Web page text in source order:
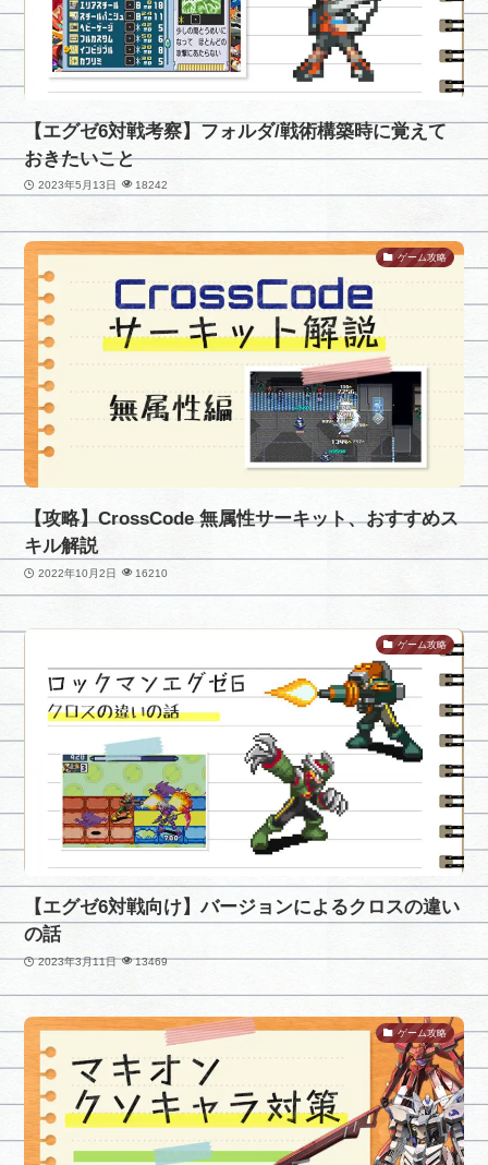
【エグゼ6対戦考察】フォルダ/戦術構築時に覚えて
おきたいこと
2023年5月13日 18242
ゲーム攻略
【攻略】CrossCode 無属性サーキット、おすすめス
キル解説
2022年10月2日 16210
ゲーム攻略
【エグゼ6対戦向け】バージョンによるクロスの違い
の話
2023年3月11日 13469
ゲーム攻略